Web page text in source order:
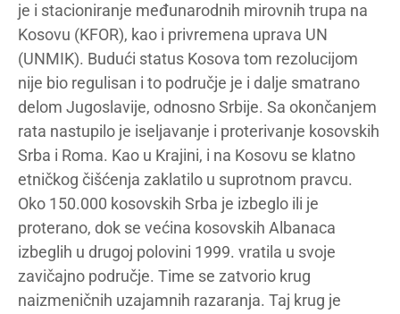
je i stacioniranje međunarodnih mirovnih trupa na
Kosovu (KFOR), kao i privremena uprava UN
(UNMIK). Budući status Kosova tom rezolucijom
nije bio regulisan i to područje je i dalje smatrano
delom Jugoslavije, odnosno Srbije. Sa okončanjem
rata nastupilo je iseljavanje i proterivanje kosovskih
Srba i Roma. Kao u Krajini, i na Kosovu se klatno
etničkog čišćenja zaklatilo u suprotnom pravcu.
Oko 150.000 kosovskih Srba je izbeglo ili je
proterano, dok se većina kosovskih Albanaca
izbeglih u drugoj polovini 1999. vratila u svoje
zavičajno područje. Time se zatvorio krug
naizmeničnih uzajamnih razaranja. Taj krug je